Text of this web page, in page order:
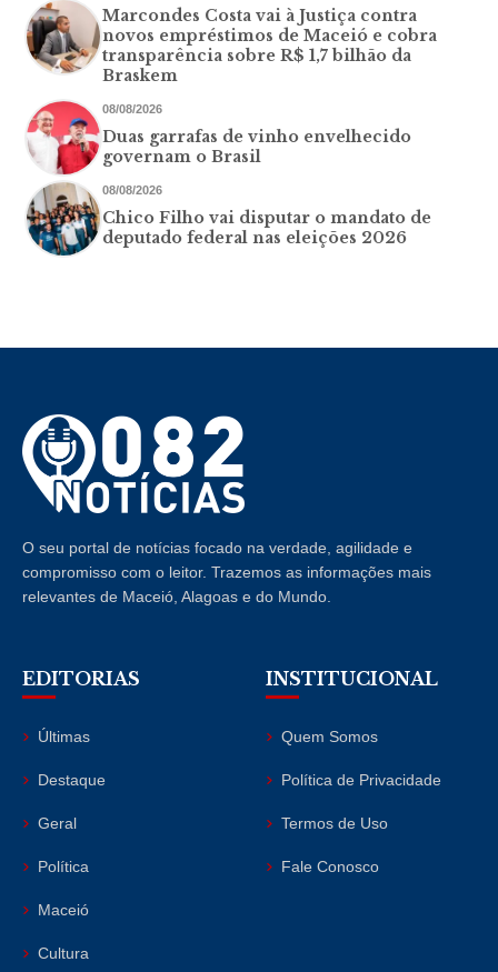
Marcondes Costa vai à Justiça contra
novos empréstimos de Maceió e cobra
transparência sobre R$ 1,7 bilhão da
Braskem
08/08/2026
Duas garrafas de vinho envelhecido
governam o Brasil
08/08/2026
Chico Filho vai disputar o mandato de
deputado federal nas eleições 2026
O seu portal de notícias focado na verdade, agilidade e
compromisso com o leitor. Trazemos as informações mais
relevantes de Maceió, Alagoas e do Mundo.
EDITORIAS
Últimas
Destaque
Geral
Política
Maceió
Cultura
INSTITUCIONAL
Quem Somos
Política de Privacidade
Termos de Uso
Fale Conosco